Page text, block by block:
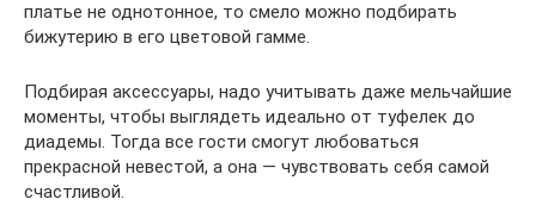
платье не однотонное, то смело можно подбирать
бижутерию в его цветовой гамме.
Подбирая аксессуары, надо учитывать даже мельчайшие
моменты, чтобы выглядеть идеально от туфелек до
диадемы. Тогда все гости смогут любоваться
прекрасной невестой, а она — чувствовать себя самой
счастливой.